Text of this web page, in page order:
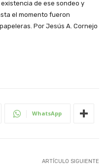
de ese sondeo y
el momento fueron
Por Jesús A. Cornejo
WhatsApp
ARTÍCULO SIGUIENTE